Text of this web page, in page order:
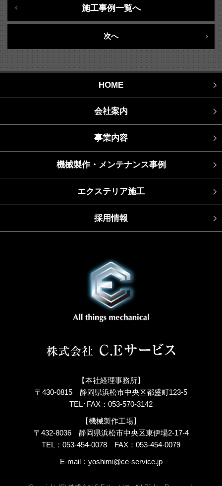
施工事例一覧へ
次へ
HOME
会社案内
事業内容
機械製作・メンテナンス事例
エクステリア施工
採用情報
【本社経理事務所】
〒430-0815 静岡県浜松市中央区都盛町123-5
TEL･FAX：053-570-3142
【機械製作工場】
〒432-8036 静岡県浜松市中央区東伊場2-17-4
TEL：053-454-0078 FAX：053-454-0079
E-mail： yoshimi@ce-service.jp